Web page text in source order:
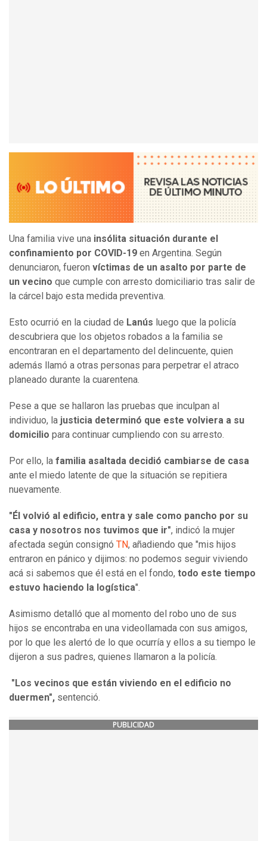
Una familia vive una insólita situación durante el
confinamiento por COVID-19 en Argentina. Según
denunciaron, fueron víctimas de un asalto por parte de
un vecino que cumple con arresto domiciliario tras salir de
la cárcel bajo esta medida preventiva.
Esto ocurrió en la ciudad de Lanús luego que la policía
descubriera que los objetos robados a la familia se
encontraran en el departamento del delincuente, quien
además llamó a otras personas para perpetrar el atraco
planeado durante la cuarentena.
Pese a que se hallaron las pruebas que inculpan al
individuo, la justicia determinó que este volviera a su
domicilio para continuar cumpliendo con su arresto.
Por ello, la familia asaltada decidió cambiarse de casa
ante el miedo latente de que la situación se repitiera
nuevamente.
"Él volvió al edificio, entra y sale como pancho por su
casa y nosotros nos tuvimos que ir", indicó la mujer
afectada según consignó TN, añadiendo que "mis hijos
entraron en pánico y dijimos: no podemos seguir viviendo
acá si sabemos que él está en el fondo, todo este tiempo
estuvo haciendo la logística".
Asimismo detalló que al momento del robo uno de sus
hijos se encontraba en una videollamada con sus amigos,
por lo que les alertó de lo que ocurría y ellos a su tiempo le
dijeron a sus padres, quienes llamaron a la policía.
"Los vecinos que están viviendo en el edificio no
duermen", sentenció.
PUBLICIDAD